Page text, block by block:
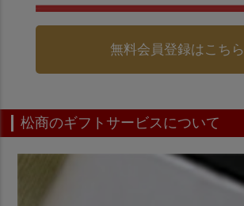
無料会員登録はこちら
松商のギフトサービスについて